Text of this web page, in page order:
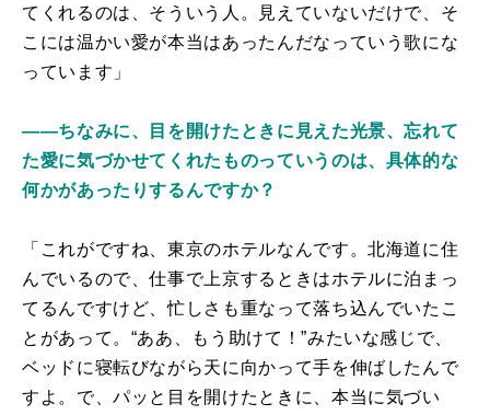
てくれるのは、そういう人。見えていないだけで、そ
こには温かい愛が本当はあったんだなっていう歌にな
っています」
――ちなみに、目を開けたときに見えた光景、忘れて
た愛に気づかせてくれたものっていうのは、具体的な
何かがあったりするんですか？
「これがですね、東京のホテルなんです。北海道に住
んでいるので、仕事で上京するときはホテルに泊まっ
てるんですけど、忙しさも重なって落ち込んでいたこ
とがあって。“ああ、もう助けて！”みたいな感じで、
ベッドに寝転びながら天に向かって手を伸ばしたんで
すよ。で、パッと目を開けたときに、本当に気づい